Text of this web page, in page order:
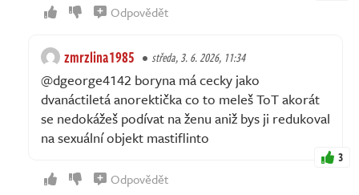
Odpovědět
zmrzlina1985 středa, 3. 6. 2026, 11:34
@dgeorge4142 boryna má cecky jako
dvanáctiletá anorektička co to meleš ToT akorát
se nedokážeš podívat na ženu aniž bys ji redukoval
na sexuální objekt mastiflinto
3
Odpovědět